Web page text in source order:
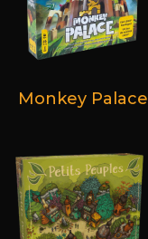
Monkey Palace